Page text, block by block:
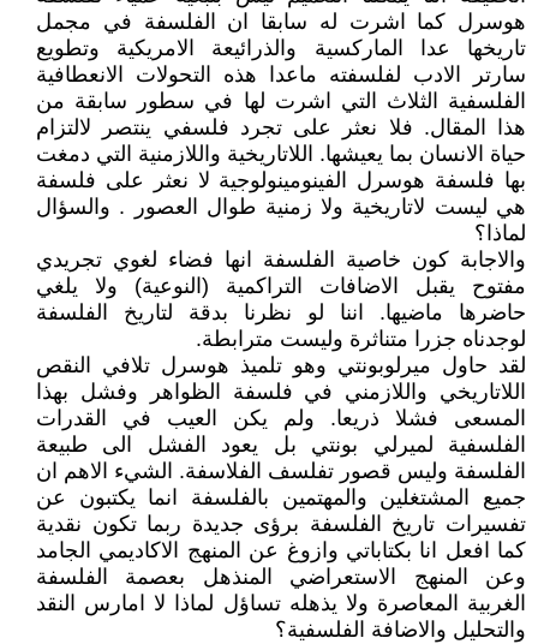
هوسرل كما اشرت له سابقا ان الفلسفة في مجمل
تاريخها عدا الماركسية والذرائيعة الامريكية وتطويع
سارتر الادب لفلسفته ماعدا هذه التحولات الانعطافية
الفلسفية الثلاث التي اشرت لها في سطور سابقة من
هذا المقال. فلا نعثر على تجرد فلسفي ينتصر لالتزام
حياة الانسان بما يعيشها. اللاتاريخية واللازمنية التي دمغت
بها فلسفة هوسرل الفينومينولوجية لا نعثر على فلسفة
هي ليست لاتاريخية ولا زمنية طوال العصور . والسؤال
لماذا؟
والاجابة كون خاصية الفلسفة انها فضاء لغوي تجريدي
مفتوح يقبل الاضافات التراكمية (النوعية) ولا يلغي
حاضرها ماضيها. اننا لو نظرنا بدقة لتاريخ الفلسفة
لوجدناه جزرا متناثرة وليست مترابطة.
لقد حاول ميرلوبونتي وهو تلميذ هوسرل تلافي النقص
اللاتاريخي واللازمني في فلسفة الظواهر وفشل بهذا
المسعى فشلا ذريعا. ولم يكن العيب في القدرات
الفلسفية لميرلي بونتي بل يعود الفشل الى طبيعة
الفلسفة وليس قصور تفلسف الفلاسفة. الشيء الاهم ان
جميع المشتغلين والمهتمين بالفلسفة انما يكتبون عن
تفسيرات تاريخ الفلسفة برؤى جديدة ربما تكون نقدية
كما افعل انا بكتاباتي وازوغ عن المنهج الاكاديمي الجامد
وعن المنهج الاستعراضي المنذهل بعصمة الفلسفة
الغربية المعاصرة ولا يذهله تساؤل لماذا لا امارس النقد
والتحليل والاضافة الفلسفية؟